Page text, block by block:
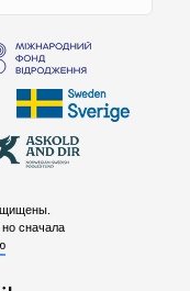
сначала